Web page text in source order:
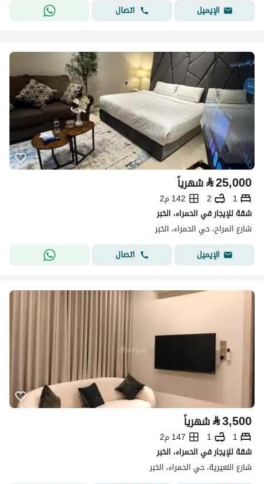
الإيميل
اتصال
⃁25,000 شهرياً
1
2
142 م2
شقة للإيجار في الحمراء، الخبر
شارع المراح، حي الحمراء، الخبر
الإيميل
اتصال
⃁3,500 شهرياً
1
1
147 م2
شقة للإيجار في الحمراء، الخبر
شارع النعيرية، حي الحمراء، الخبر